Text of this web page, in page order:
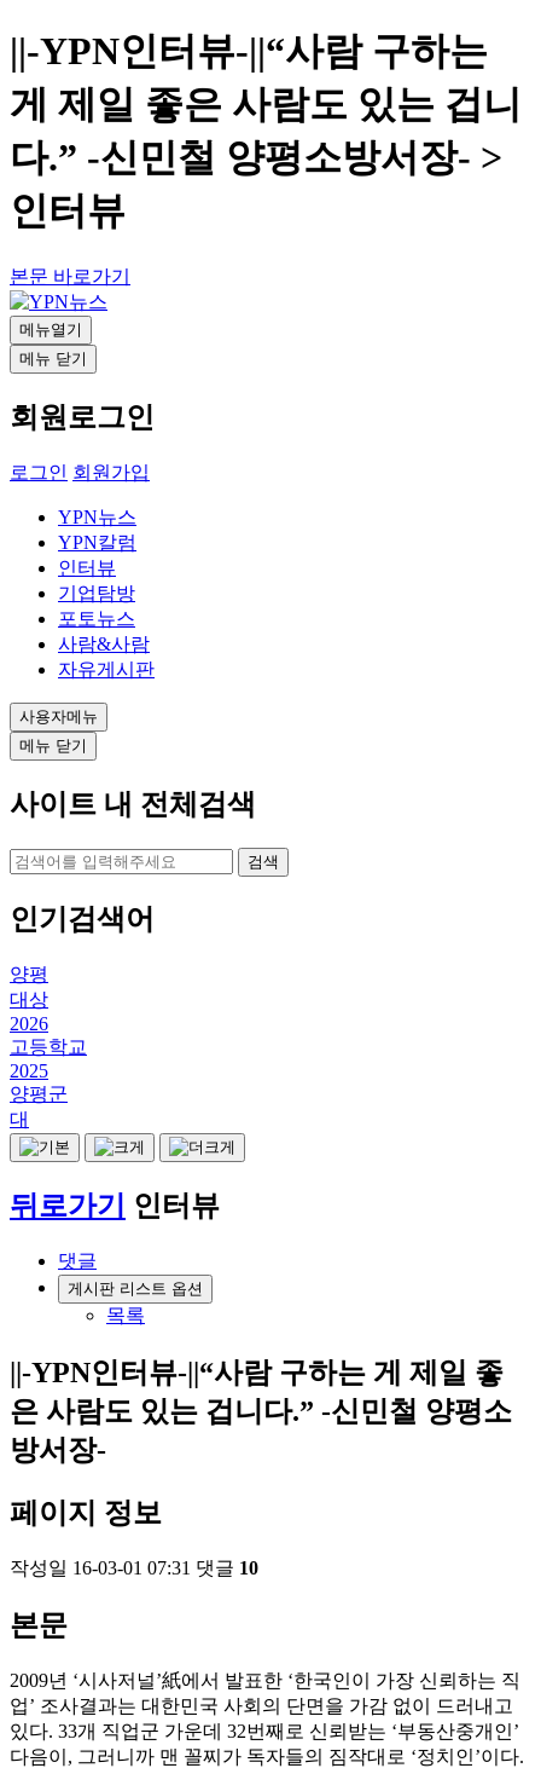
||-YPN인터뷰-||“사람 구하는
게 제일 좋은 사람도 있는 겁니
다.” -신민철 양평소방서장- >
인터뷰
본문 바로가기
메뉴열기
메뉴 닫기
회원로그인
로그인 회원가입
YPN뉴스
YPN칼럼
인터뷰
기업탐방
포토뉴스
사람&사람
자유게시판
사용자메뉴
메뉴 닫기
사이트 내 전체검색
검색
인기검색어
양평
대상
2026
고등학교
2025
양평군
대
뒤로가기 인터뷰
댓글
게시판 리스트 옵션
목록
||-YPN인터뷰-||“사람 구하는 게 제일 좋
은 사람도 있는 겁니다.” -신민철 양평소
방서장-
페이지 정보
작성일 16-03-01 07:31 댓글 10
본문
2009년 ‘시사저널’紙에서 발표한 ‘한국인이 가장 신뢰하는 직
업’ 조사결과는 대한민국 사회의 단면을 가감 없이 드러내고
있다. 33개 직업군 가운데 32번째로 신뢰받는 ‘부동산중개인’
다음이, 그러니까 맨 꼴찌가 독자들의 짐작대로 ‘정치인’이다.